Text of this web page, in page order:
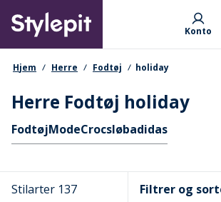
main
content
Primary departments
Konto
navigationssti
Hjem Herre Fodtøj holiday
Herre Fodtøj holiday
Hurtige links
FodtøjModeCrocsløbadidas
Stilarter 137 Filtrer og